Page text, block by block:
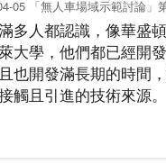
05 「無人車場域示範討論」
多人都認識，像華盛
大學，他們都已經開
也開發滿長期的時間
觸且引進的技術來源。